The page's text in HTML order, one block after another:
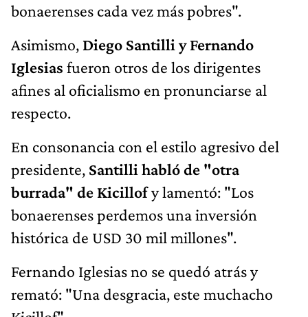
bonaerenses cada vez más pobres".
Asimismo, Diego Santilli y Fernando
Iglesias fueron otros de los dirigentes
afines al oficialismo en pronunciarse al
respecto.
En consonancia con el estilo agresivo del
presidente, Santilli habló de "otra
burrada" de Kicillofy lamentó: "Los
bonaerenses perdemos una inversión
histórica de USD 30 mil millones".
Fernando Iglesias no se quedó atrás y
remató: "Una desgracia, este muchacho